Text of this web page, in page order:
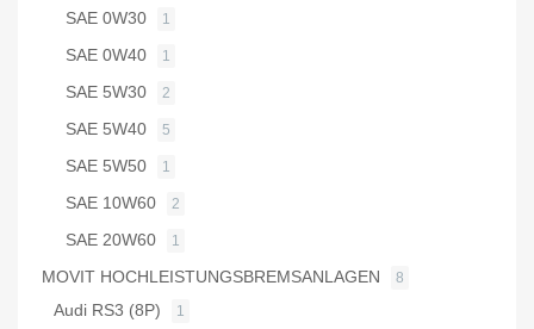
SAE 0W30 1
SAE 0W40 1
SAE 5W30 2
SAE 5W40 5
SAE 5W50 1
SAE 10W60 2
SAE 20W60 1
MOVIT HOCHLEISTUNGSBREMSANLAGEN 8
Audi RS3 (8P) 1